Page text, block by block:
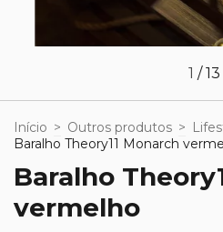
1 /13
Início > Outros produtos >
Baralho Theory11 Monarch
Baralho
vermelho